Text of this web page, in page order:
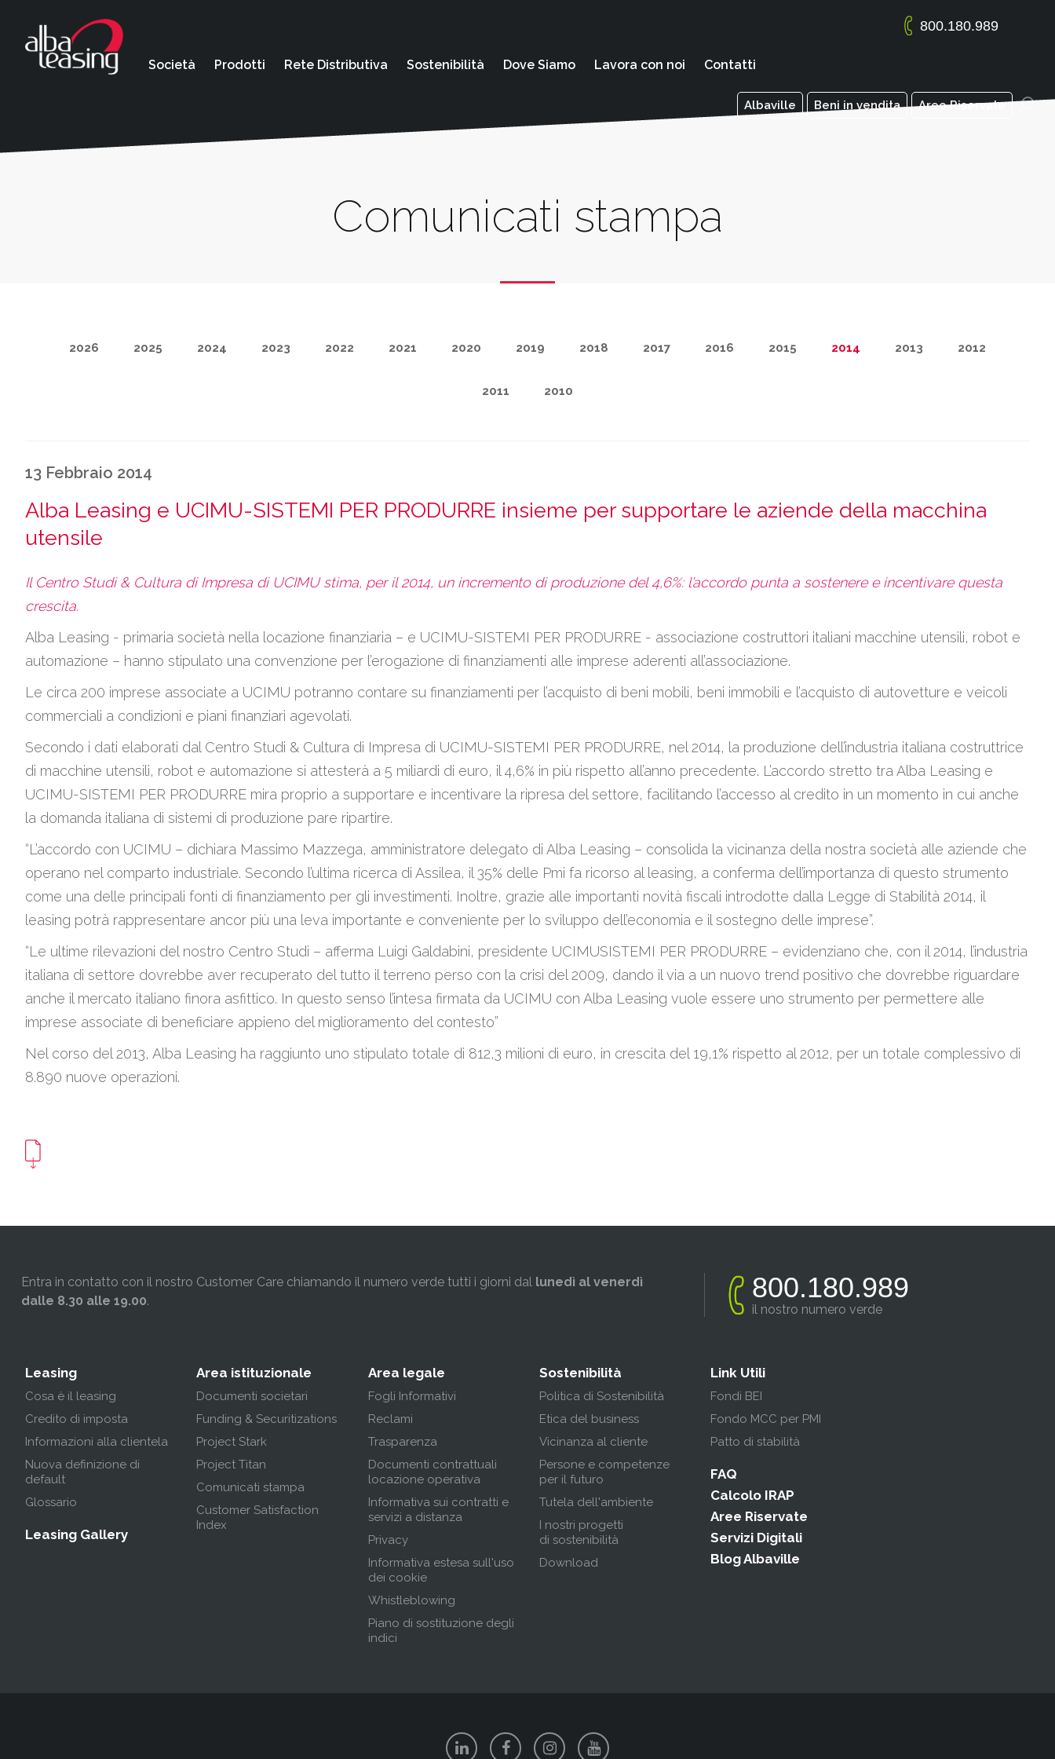
Società Prodotti Rete Distributiva Sostenibilità Dove Siamo Lavora con noi Contatti
800.180.989
Aree Riservate
Beni in vendita
Albaville
Comunicati stampa
2026 2025 2024 2023 2022 2021 2020 2019 2018 2017 2016 2015 2014 2013 2012
2011 2010
13 Febbraio 2014
Alba Leasing e UCIMU-SISTEMI PER PRODURRE insieme per supportare le aziende della macchina
utensile
Il Centro Studi & Cultura di Impresa di UCIMU stima, per il 2014, un incremento di produzione del 4,6%: l’accordo punta a sostenere e incentivare questa
crescita.
Alba Leasing - primaria società nella locazione finanziaria – e UCIMU-SISTEMI PER PRODURRE - associazione costruttori italiani macchine utensili, robot e
automazione – hanno stipulato una convenzione per l’erogazione di finanziamenti alle imprese aderenti all’associazione.
Le circa 200 imprese associate a UCIMU potranno contare su finanziamenti per l’acquisto di beni mobili, beni immobili e l’acquisto di autovetture e veicoli
commerciali a condizioni e piani finanziari agevolati.
Secondo i dati elaborati dal Centro Studi & Cultura di Impresa di UCIMU-SISTEMI PER PRODURRE, nel 2014, la produzione dell’industria italiana costruttrice
di macchine utensili, robot e automazione si attesterà a 5 miliardi di euro, il 4,6% in più rispetto all’anno precedente. L’accordo stretto tra Alba Leasing e
UCIMU-SISTEMI PER PRODURRE mira proprio a supportare e incentivare la ripresa del settore, facilitando l’accesso al credito in un momento in cui anche
la domanda italiana di sistemi di produzione pare ripartire.
“L’accordo con UCIMU – dichiara Massimo Mazzega, amministratore delegato di Alba Leasing – consolida la vicinanza della nostra società alle aziende che
operano nel comparto industriale. Secondo l’ultima ricerca di Assilea, il 35% delle Pmi fa ricorso al leasing, a conferma dell’importanza di questo strumento
come una delle principali fonti di finanziamento per gli investimenti. Inoltre, grazie alle importanti novità fiscali introdotte dalla Legge di Stabilità 2014, il
leasing potrà rappresentare ancor più una leva importante e conveniente per lo sviluppo dell’economia e il sostegno delle imprese”.
“Le ultime rilevazioni del nostro Centro Studi – afferma Luigi Galdabini, presidente UCIMUSISTEMI PER PRODURRE – evidenziano che, con il 2014, l’industria
italiana di settore dovrebbe aver recuperato del tutto il terreno perso con la crisi del 2009, dando il via a un nuovo trend positivo che dovrebbe riguardare
anche il mercato italiano finora asfittico. In questo senso l’intesa firmata da UCIMU con Alba Leasing vuole essere uno strumento per permettere alle
imprese associate di beneficiare appieno del miglioramento del contesto”
Nel corso del 2013, Alba Leasing ha raggiunto uno stipulato totale di 812,3 milioni di euro, in crescita del 19,1% rispetto al 2012, per un totale complessivo di
8.890 nuove operazioni.
Entra in contatto con il nostro Customer Care chiamando il numero verde tutti i giorni dal lunedì al venerdì
dalle 8.30 alle 19.00. 800.180.989
il nostro numero verde
Leasing
Cosa è il leasing
Credito di imposta
Informazioni alla clientela
Nuova definizione di
default
Glossario
Leasing Gallery
Area istituzionale
Documenti societari
Funding & Securitizations
Project Stark
Project Titan
Comunicati stampa
Customer Satisfaction
Index
Area legale
Fogli Informativi
Reclami
Trasparenza
Documenti contrattuali
locazione operativa
Informativa sui contratti e
servizi a distanza
Privacy
Informativa estesa sull'uso
dei cookie
Whistleblowing
Piano di sostituzione degli
indici
Sostenibilità
Politica di Sostenibilità
Etica del business
Vicinanza al cliente
Persone e competenze
per il futuro
Tutela dell'ambiente
I nostri progetti
di sostenibilità
Download
Link Utili
Fondi BEI
Fondo MCC per PMI
Patto di stabilità
FAQ
Calcolo IRAP
Aree Riservate
Servizi Digitali
Blog Albaville